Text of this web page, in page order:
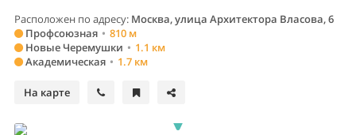
Расположен по адресу: Москва, улица Архитектора Власова, 6
Профсоюзная • 810 м
Новые Черемушки • 1.1 км
Академическая • 1.7 км
На карте